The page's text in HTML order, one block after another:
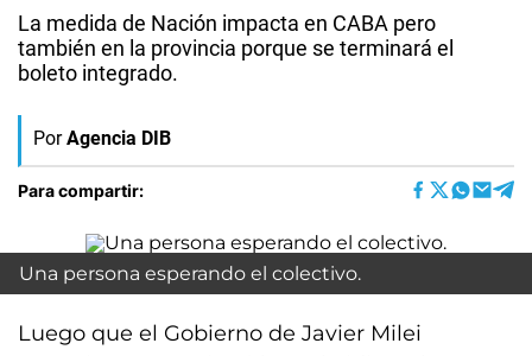
La medida de Nación impacta en CABA pero
también en la provincia porque se terminará el
boleto integrado.
Por Agencia DIB
Para compartir:
Una persona esperando el colectivo.
Luego que el Gobierno de Javier Milei